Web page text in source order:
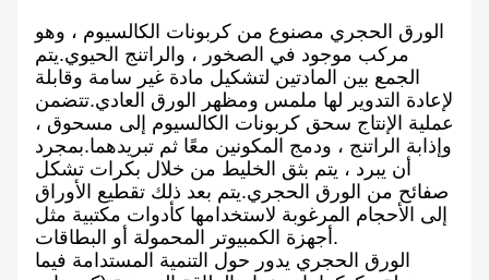
الورق الحجري مصنوع من كربونات الكالسيوم ، وهو
مركب موجود في الصخور ، والراتنج الحيوي.يتم
الجمع بين المادتين لتشكيل مادة غير سامة وقابلة
لإعادة التدوير لها ملمس ومظهر الورق العادي.تتضمن
عملية الإنتاج سحق كربونات الكالسيوم إلى مسحوق ،
وإذابة الراتنج ، ودمج المكونين معًا ثم تبريدهما.بمجرد
أن يبرد ، يتم بثق الخليط من خلال بكرات تشكل
صفائح من الورق الحجري.يتم بعد ذلك تقطيع الأوراق
إلى الأحجام المرغوبة لاستخدامها كأدوات مكتبية مثل
أجهزة الكمبيوتر المحمولة أو البطاقات.
الورق الحجري يدور حول التنمية المستدامة فيما